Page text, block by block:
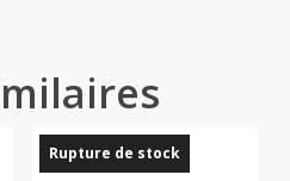
Rupture de stock